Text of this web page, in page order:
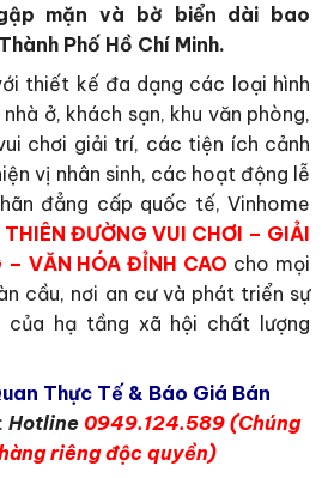
mặn và bờ biển dài bao
Phố Hồ Chí Minh.
thiết kế đa dạng các loại hình
ở, khách sạn, khu văn phòng,
chơi giải trí, các tiện ích cảnh
vị nhân sinh, các hoạt động lễ
đẳng cấp quốc tế, Vinhome
THIÊN ĐƯỜNG VUI CHƠI – GIẢI
– VĂN HÓA ĐỈNH CAO cho mọi
cầu, nơi an cư và phát triển sự
của hạ tầng xã hội chất lượng
Thực Tế & Báo Giá Bán
: Hotline 0949.124.589 (Chúng
riêng độc quyền)